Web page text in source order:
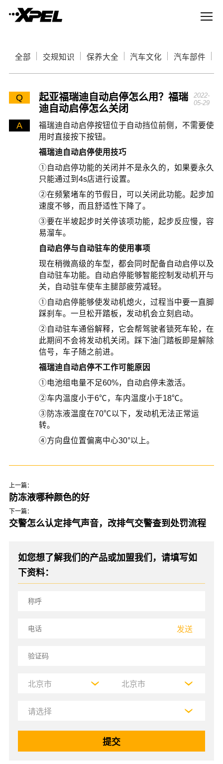
全部 交规知识 保养大全 汽车文化 汽车部件
Q
起亚福瑞迪自动启停怎么用？福瑞
迪自动启停怎么关闭
2022-
05-29
A
福瑞迪自动启停按钮位于自动挡位前侧，不需要使
用时直接按下按钮。
福瑞迪自动启停使用技巧
①自动启停功能的关闭并不是永久的，如果要永久
只能通过到4s店进行设置。
②在频繁堵车的节假日，可以关闭此功能。起步加
速度不够，而且舒适性下降了。
③要在半坡起步时关停该项功能，起步反应慢，容
易溜车。
自动启停与自动驻车的使用事项
现在稍微高级的车型，都会同时配备自动启停以及
自动驻车功能。自动启停能够智能控制发动机开与
关，自动驻车使车主腿部疲劳减轻。
①自动启停能够使发动机熄火，过程当中要一直脚
踩刹车。一旦松开踏板，发动机会立刻启动。
②自动驻车通俗解释，它会帮驾驶者锁死车轮，在
此期间不会将发动机关闭。踩下油门踏板即是解除
信号，车子随之前进。
福瑞迪自动启停不工作可能原因
①电池组电量不足60%，自动启停未激活。
②车内温度小于6℃，车内温度小于18℃。
③防冻液温度在70℃以下，发动机无法正常运
转。
④方向盘位置偏离中心30°以上。
上一篇：
防冻液哪种颜色的好
下一篇：
交警怎么认定排气声音，改排气交警查到处罚流程
如您想了解我们的产品或加盟我们，请填写如
下资料：
发送